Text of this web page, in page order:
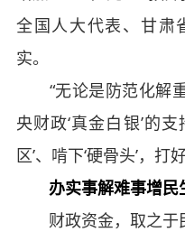
全国人大代表、甘肃
实。
“无论是防范化解重
央财政‘真金白银’的
区’、啃下‘硬骨头’，打
办实事解难事增民
财政资金，取之于